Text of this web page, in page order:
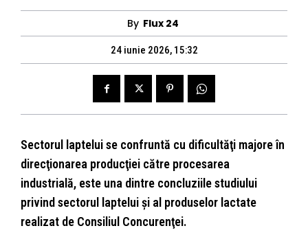
By Flux 24
24 iunie 2026, 15:32
Sectorul laptelui se confruntă cu dificultăţi majore în
direcţionarea producţiei către procesarea
industrială, este una dintre concluziile studiului
privind sectorul laptelui şi al produselor lactate
realizat de Consiliul Concurenţei.